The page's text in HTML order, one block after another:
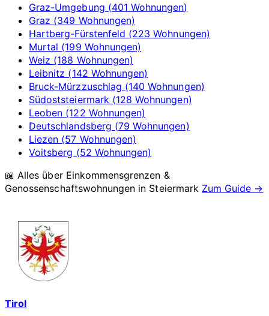
Graz-Umgebung (401 Wohnungen)
Graz (349 Wohnungen)
Hartberg-Fürstenfeld (223 Wohnungen)
Murtal (199 Wohnungen)
Weiz (188 Wohnungen)
Leibnitz (142 Wohnungen)
Bruck-Mürzzuschlag (140 Wohnungen)
Südoststeiermark (128 Wohnungen)
Leoben (122 Wohnungen)
Deutschlandsberg (79 Wohnungen)
Liezen (57 Wohnungen)
Voitsberg (52 Wohnungen)
📖 Alles über Einkommensgrenzen &
Genossenschaftswohnungen in Steiermark Zum Guide →
Tirol